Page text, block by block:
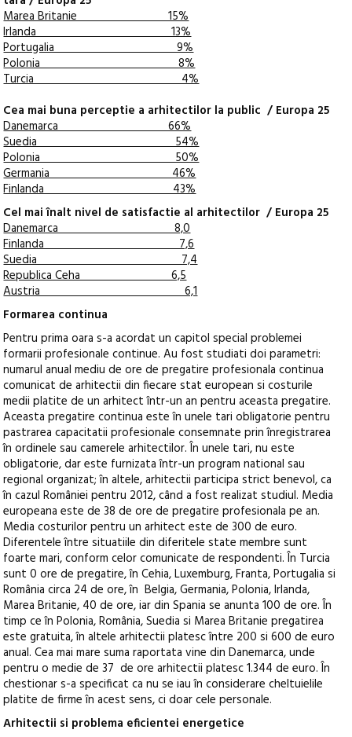
Marea Britanie 15%
Irlanda 13%
Portugalia 9%
Polonia 8%
Turcia 4%
Cea mai buna perceptie a arhitectilor la public / Europa 25
Danemarca 66%
Suedia 54%
Polonia 50%
Germania 46%
Finlanda 43%
Cel mai înalt nivel de satisfactie al arhitectilor / Europa 25
Danemarca 8,0
Finlanda 7,6
Suedia 7,4
Republica Ceha 6,5
Austria 6,1
Formarea continua
Pentru prima oara s-a acordat un capitol special problemei
formarii profesionale continue. Au fost studiati doi parametri:
numarul anual mediu de ore de pregatire profesionala continua
comunicat de arhitectii din fiecare stat european si costurile
medii platite de un arhitect într-un an pentru aceasta pregatire.
Aceasta pregatire continua este în unele tari obligatorie pentru
pastrarea capacitatii profesionale consemnate prin înregistrarea
în ordinele sau camerele arhitectilor. În unele tari, nu este
obligatorie, dar este furnizata într-un program national sau
regional organizat; în altele, arhitectii participa strict benevol, ca
în cazul României pentru 2012, când a fost realizat studiul. Media
europeana este de 38 de ore de pregatire profesionala pe an.
Media costurilor pentru un arhitect este de 300 de euro.
Diferentele între situatiile din diferitele state membre sunt
foarte mari, conform celor comunicate de respondenti. În Turcia
sunt 0 ore de pregatire, în Cehia, Luxemburg, Franta, Portugalia si
România circa 24 de ore, în Belgia, Germania, Polonia, Irlanda,
Marea Britanie, 40 de ore, iar din Spania se anunta 100 de ore. În
timp ce în Polonia, România, Suedia si Marea Britanie pregatirea
este gratuita, în altele arhitectii platesc între 200 si 600 de euro
anual. Cea mai mare suma raportata vine din Danemarca, unde
pentru o medie de 37 de ore arhitectii platesc 1.344 de euro. În
chestionar s-a specificat ca nu se iau în considerare cheltuielile
platite de firme în acest sens, ci doar cele personale.
Arhitectii si problema eficientei energetice